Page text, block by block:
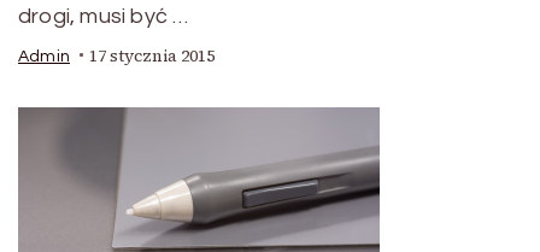
drogi, musi być …
Admin 17 stycznia 2015